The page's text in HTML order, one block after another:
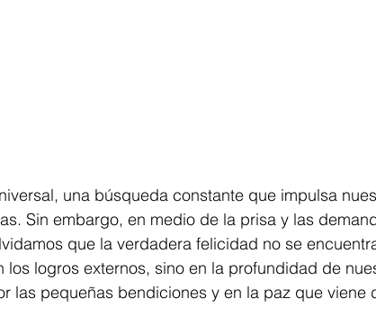
una búsqueda constante que impulsa
Sin embargo, en medio de la prisa y las
que la verdadera felicidad no se
los logros externos, sino en la profundidad de
las pequeñas bendiciones y en la paz que viene